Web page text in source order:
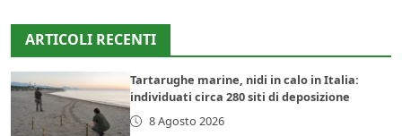
ARTICOLI RECENTI
Tartarughe marine, nidi in calo in Italia:
individuati circa 280 siti di deposizione
8 Agosto 2026